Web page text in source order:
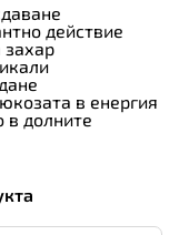
действие
в енергия
в долните